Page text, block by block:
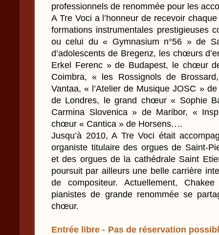
professionnels de renommée pour les
A Tre Voci a l’honneur de recevoir
formations instrumentales prestigieuses
ou celui du « Gymnasium n°56 » de
d’adolescents de Bregenz, les chœurs
Erkel Ferenc » de Budapest, le chœur
Coimbra, « les Rossignols de
Vantaa, « l’Atelier de Musique JOSC »
de Londres, le grand chœur « Sophie
Carmina Slovenica » de Maribor, «
chœur « Cantica » de Horsens….
Jusqu’à 2010, A Tre Voci était
organiste titulaire des orgues de Saint-
et des orgues de la cathédrale Saint
poursuit par ailleurs une belle carrière
de compositeur. Actuellement,
pianistes de grande renommée se
chœur.
Entrée libre - Pas de réservation